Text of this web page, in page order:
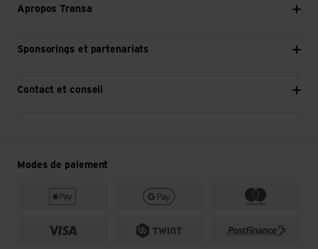
Apropos Transa
Sponsorings et partenariats
Contact et conseil
Modes de paiement